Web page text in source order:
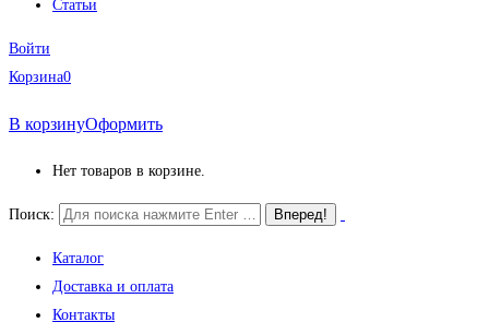
Статьи
Войти
Корзина0
В корзинуОформить
Нет товаров в корзине.
Поиск:
Каталог
Доставка и оплата
Контакты